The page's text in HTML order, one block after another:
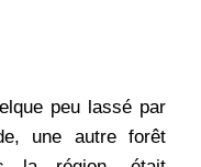
peu lassé par
une autre forêt